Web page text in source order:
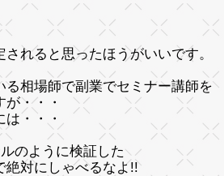
れると思ったほうがいいです。
る相場師で副業でセミナー講師を
・・・
・・・
のように検証した
絶対にしゃべるなよ!!